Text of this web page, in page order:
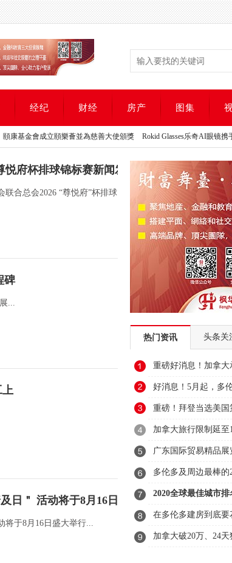
经纪 财经 房产 图集
金會成立頤樂薈並為慈善大使頒獎 Rokid Glasses乐奇AI眼镜携手明
悦府杯排球锦标赛新闻发布会
合总会2026 “尊悦府”杯排球
碑
...
上
日＂ 活动将于8月16日盛大举
将于8月16日盛大举行...
热门资讯 头条关
重磅好消息！加拿大
日可
好消息！5月起，多
消门
重磅！拜登当选美国
理表
加拿大旅行限制延
贴11
广东国际贸易精品展
荼
多伦多及周边最棒的
2020全球最佳城市
全输
在多伦多建房到底要
加拿大破20万、24